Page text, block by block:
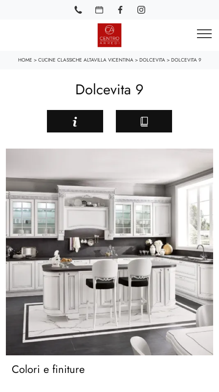
HOME > CUCINE CLASSICHE ALTAVILLA VICENTINA> DOLCEVITA > DOLCEVITA 9
Dolcevita 9
Colori e finiture